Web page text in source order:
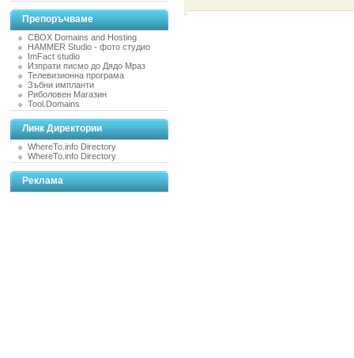
Препоръчваме
CBOX Domains and Hosting
HAMMER Studio - фото студио
ImFact studio
Изпрати писмо до Дядо Мраз
Телевизионна програма
Зъбни импланти
Риболовен Магазин
Tool.Domains
Линк Директории
WhereTo.info Directory
WhereTo.info Directory
Реклама